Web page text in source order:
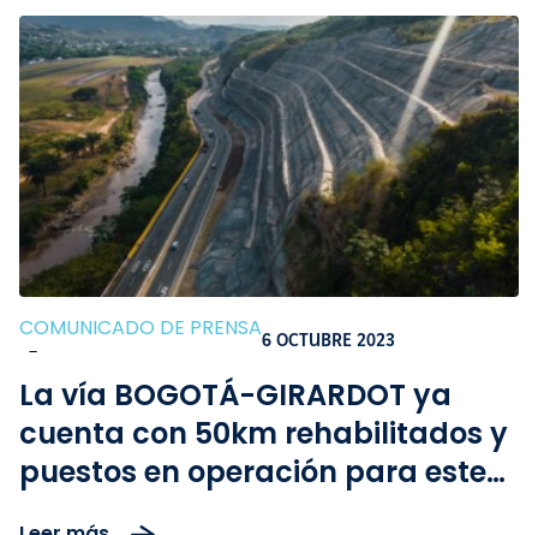
COMUNICADO DE PRENSA
-
6 OCTUBRE 2023
La vía BOGOTÁ-GIRARDOT ya
cuenta con 50km rehabilitados y
puestos en operación para este